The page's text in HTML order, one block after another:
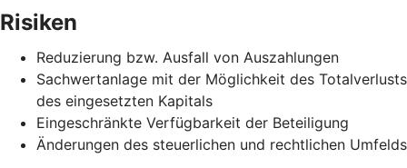
Risiken
Reduzierung bzw. Ausfall von Auszahlungen
Sachwertanlage mit der Möglichkeit des Totalverlusts
des eingesetzten Kapitals
Eingeschränkte Verfügbarkeit der Beteiligung
Änderungen des steuerlichen und rechtlichen Umfelds